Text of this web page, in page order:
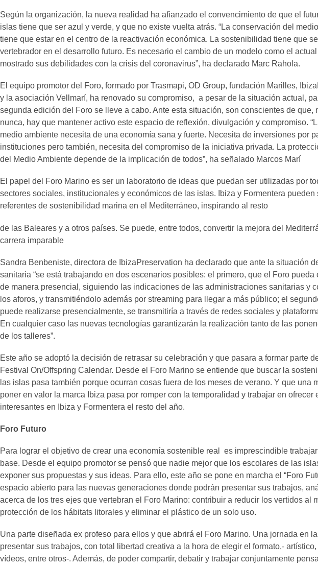
Según la organización, la nueva realidad ha afianzado el convencimiento de que el
islas tiene que ser azul y verde, y que no existe vuelta atrás. “La conservación del
tiene que estar en el centro de la reactivación económica. La sostenibilidad tiene que
vertebrador en el desarrollo futuro. Es necesario el cambio de un modelo como el
mostrado sus debilidades con la crisis del coronavirus”, ha declarado Marc Rahola.
El equipo promotor del Foro, formado por Trasmapi, OD Group, fundación Marilles,
y la asociación Vellmarí, ha renovado su compromiso, a pesar de la situación actual,
segunda edición del Foro se lleve a cabo. Ante esta situación, son conscientes de que,
nunca, hay que mantener activo este espacio de reflexión, divulgación y compromiso.
medio ambiente necesita de una economía sana y fuerte. Necesita de inversiones por
instituciones pero también, necesita del compromiso de la iniciativa privada. La
del Medio Ambiente depende de la implicación de todos”, ha señalado Marcos Marí
El papel del Foro Marino es ser un laboratorio de ideas que puedan ser utilizadas por
sectores sociales, institucionales y económicos de las islas. Ibiza y Formentera pueden
referentes de sostenibilidad marina en el Mediterráneo, inspirando al resto
de las Baleares y a otros países. Se puede, entre todos, convertir la mejora del
carrera imparable
Sandra Benbeniste, directora de IbizaPreservation ha declarado que ante la situación
sanitaria “se está trabajando en dos escenarios posibles: el primero, que el Foro pueda
de manera presencial, siguiendo las indicaciones de las administraciones sanitarias y
los aforos, y transmitiéndolo además por streaming para llegar a más público; el
puede realizarse presencialmente, se transmitiría a través de redes sociales y
En cualquier caso las nuevas tecnologías garantizarán la realización tanto de las
de los talleres”.
Este año se adoptó la decisión de retrasar su celebración y que pasara a formar parte
Festival On/Offspring Calendar. Desde el Foro Marino se entiende que buscar la
las islas pasa también porque ocurran cosas fuera de los meses de verano. Y que una
poner en valor la marca Ibiza pasa por romper con la temporalidad y trabajar en ofrecer
interesantes en Ibiza y Formentera el resto del año.
Foro Futuro
Para lograr el objetivo de crear una economía sostenible real es imprescindible
base. Desde el equipo promotor se pensó que nadie mejor que los escolares de las
exponer sus propuestas y sus ideas. Para ello, este año se pone en marcha el “Foro
espacio abierto para las nuevas generaciones donde podrán presentar sus trabajos,
acerca de los tres ejes que vertebran el Foro Marino: contribuir a reducir los vertidos al
protección de los hábitats litorales y eliminar el plástico de un solo uso.
Una parte diseñada ex profeso para ellos y que abrirá el Foro Marino. Una jornada en
presentar sus trabajos, con total libertad creativa a la hora de elegir el formato,-
vídeos, entre otros-. Además, de poder compartir, debatir y trabajar conjuntamente